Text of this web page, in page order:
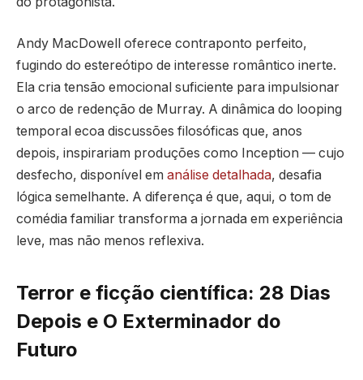
Andy MacDowell oferece contraponto perfeito,
fugindo do estereótipo de interesse romântico inerte.
Ela cria tensão emocional suficiente para impulsionar
o arco de redenção de Murray. A dinâmica do looping
temporal ecoa discussões filosóficas que, anos
depois, inspirariam produções como Inception — cujo
desfecho, disponível em análise detalhada, desafia
lógica semelhante. A diferença é que, aqui, o tom de
comédia familiar transforma a jornada em experiência
leve, mas não menos reflexiva.
Terror e ficção científica: 28 Dias
Depois e O Exterminador do
Futuro